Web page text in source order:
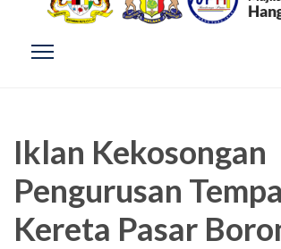
Iklan Kekosongan
Pengurusan
Kereta Pasar